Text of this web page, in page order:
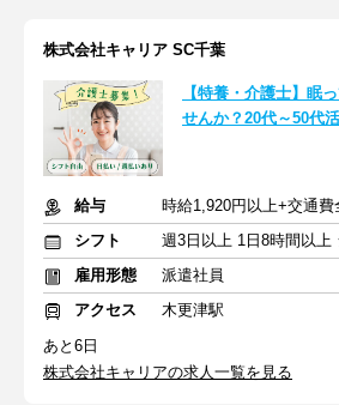
株式会社キャリア SC千葉
【特養・介護士】眠
せんか？20代～50代
給与
時給1,920円以上+交通費
シフト
雇用形態
派遣社員
アクセス
木更津駅
あと6日
株式会社キャリアの求人一覧を見る